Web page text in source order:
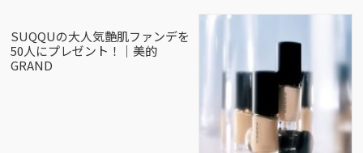
SUQQUの大人気艶肌ファンデを
50人にプレゼント！｜美的
GRAND